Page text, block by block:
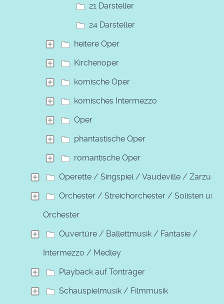
21 Darsteller
24 Darsteller
heitere Oper
Kirchenoper
komische Oper
komisches Intermezzo
Oper
phantastische Oper
romantische Oper
Operette / Singspiel / Vaudeville / Zarzuela
Orchester / Streichorchester / Solisten und
Orchester
Ouvertüre / Ballettmusik / Fantasie /
Intermezzo / Medley
Playback auf Tonträger
Schauspielmusik / Filmmusik